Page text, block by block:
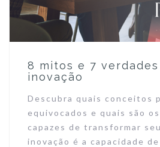
8 mitos e 7
inovação
Descubra quais conceitos
equivocados e quais são
capazes de transformar
inovação é a capacidade